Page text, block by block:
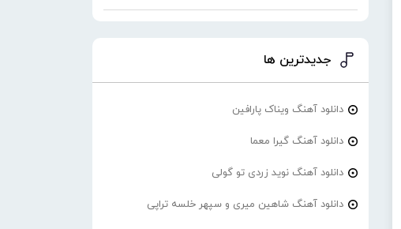
جدیدترین ها
دانلود آهنگ ویناک پارافین
دانلود آهنگ گیرا معما
دانلود آهنگ نوید زردی تو گولی
دانلود آهنگ شاهین میری و سپهر خلسه تراپی